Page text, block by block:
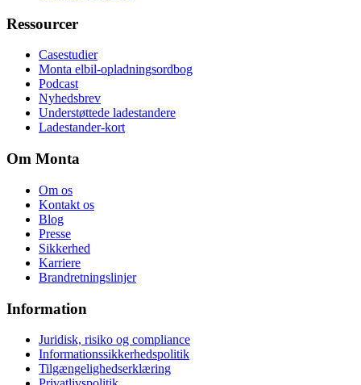
Ressourcer
Casestudier
Monta elbil-opladningsordbog
Podcast
Nyhedsbrev
Understøttede ladestandere
Ladestander-kort
Om Monta
Om os
Kontakt os
Blog
Presse
Sikkerhed
Karriere
Brandretningslinjer
Information
Juridisk, risiko og compliance
Informationssikkerhedspolitik
Tilgængelighedserklæring